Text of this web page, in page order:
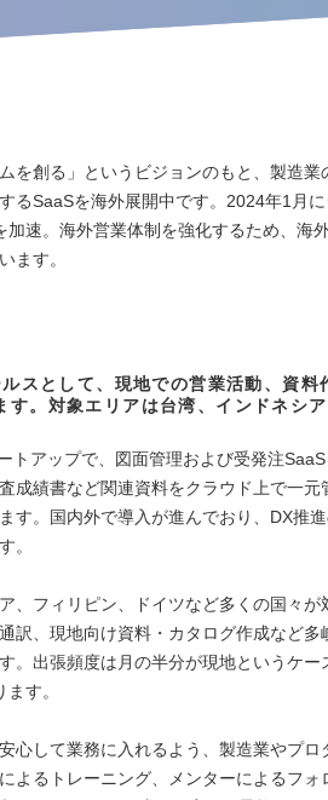
を創る」というビジョンのもと、製造業
るSaaSを海外展開中です。2024年1月
速。海外営業体制を強化するため、海
ます。
スとして、現地での営業活動、資料
す。対象エリアは台湾、インドネシ
トアップで、図面管理および受発注
成績書など関連資料をクラウド上で一元
す。国内外で導入が進んでおり、DX推
。
、フィリピン、ドイツなど多くの国々が
訳、現地向け資料・カタログ作成など多
。出張頻度は月の半分が現地というケー
す。
心して業務に入れるよう、製造業やプロ
よるトレーニング、メンターによるフォ